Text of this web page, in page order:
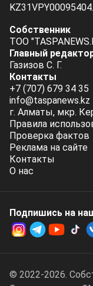
KZ31VPY00095404.
Собственник
ТОО
Главный
Газизов С. Г.
Контакты
+7 (707) 679 34 35
info@taspanews.kz
г. Алматы, мкр.
Правила
Проверка фактов
Реклама на сайте
Контакты
О нас
Подпишись на
© 2022-2026.